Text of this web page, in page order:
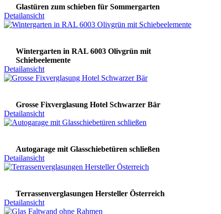
Glastüren zum schieben für Sommergarten
Detailansicht
Wintergarten in RAL 6003 Olivgrün mit
Schiebeelemente
Detailansicht
Grosse Fixverglasung Hotel Schwarzer Bär
Detailansicht
Autogarage mit Glasschiebetüren schließen
Detailansicht
Terrassenverglasungen Hersteller Österreich
Detailansicht